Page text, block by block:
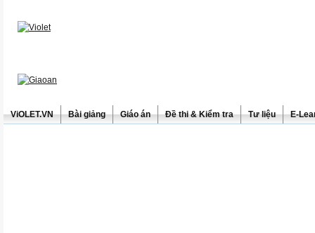
ViOLET.VN Bài giảng Giáo án Đề thi & Kiểm tra Tư liệu E-